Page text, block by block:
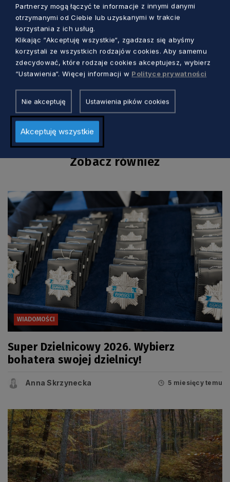
Obrachunkowej i Sądu Okręgowego w
Gdańsku. Patronat na konferencją objęli
marszałek województwa pomorskiego, prezes
Sądu Okręgowego w Gdańsku i wojewoda
pomorski.
Zobacz również
WIADOMOŚCI
Super Dzielnicowy 2026. Wybierz
bohatera swojej dzielnicy!
Anna Skrzynecka 5 miesięcy temu
Partnerzy mogą łączyć te informacje z innymi danymi
otrzymanymi od Ciebie lub uzyskanymi w trakcie
korzystania z ich usług.
Klikając “Akceptuję wszystkie“, zgadzasz się abyśmy
korzystali ze wszystkich rodzajów cookies. Aby samemu
zdecydować, które rodzaje cookies akceptujesz, wybierz
“Ustawienia“. Więcej informacji w Polityce prywatności
Nie akceptuję Ustawienia pików cookies
Akceptuję wszystkie